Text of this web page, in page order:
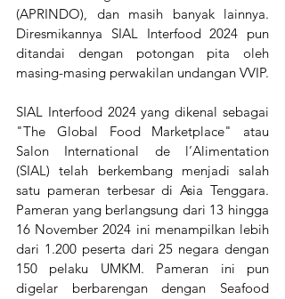
(APRINDO), dan masih banyak lainnya.
Diresmikannya SIAL Interfood 2024 pun
ditandai dengan potongan pita oleh
masing-masing perwakilan undangan VVIP.
SIAL Interfood 2024 yang dikenal sebagai
"The Global Food Marketplace" atau
Salon International de l’Alimentation
(SIAL) telah berkembang menjadi salah
satu pameran terbesar di Asia Tenggara.
Pameran yang berlangsung dari 13 hingga
16 November 2024 ini menampilkan lebih
dari 1.200 peserta dari 25 negara dengan
150 pelaku UMKM. Pameran ini pun
digelar berbarengan dengan Seafood